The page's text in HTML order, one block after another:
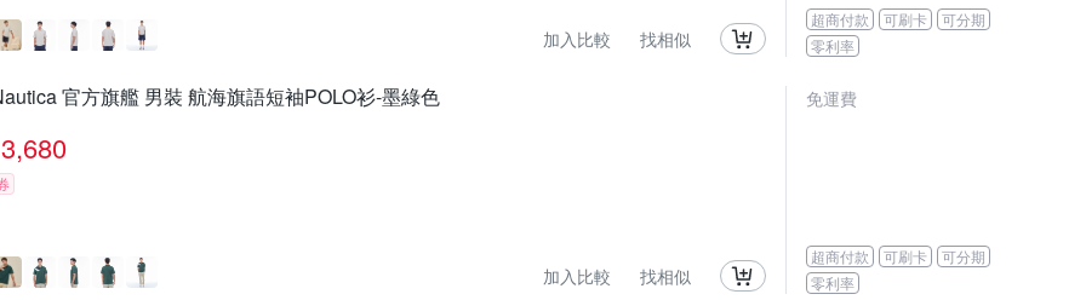
加入比較 找相似
超商付款 可刷卡
可分期
零利率
官方旗艦 男裝 航海旗語短袖POLO衫-墨綠色
3,680
加入比較 找相似
免運費
超商付款 可刷卡
可分期
零利率